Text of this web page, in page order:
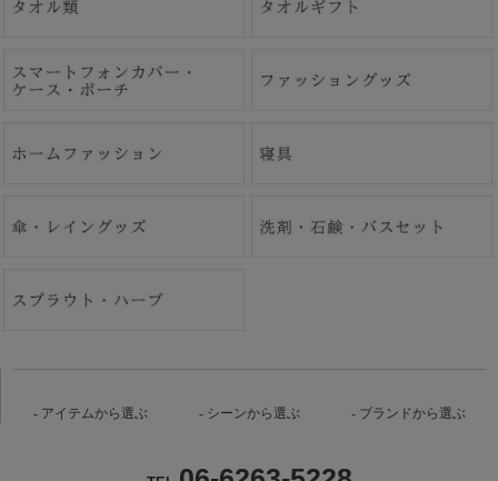
アイテムから選ぶ シーンから選ぶ ブランドから選ぶ